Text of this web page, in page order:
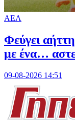
ΑΕΛ
Φεύγει
με ένα…
09-08-2026 14:51